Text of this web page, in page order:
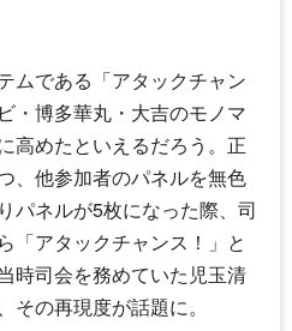
ムである「アタックチャン
・博多華丸・大吉のモノマ
高めたといえるだろう。正
、他参加者のパネルを無色
パネルが5枚になった際、司
「アタックチャンス！」と
時司会を務めていた 児玉清
の再現度が話題に。